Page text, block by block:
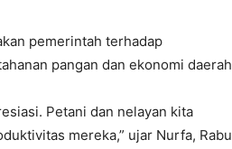
pemerintah terhadap
pangan dan ekonomi daerah
Petani dan nelayan kita
mereka,” ujar Nurfa, Rabu